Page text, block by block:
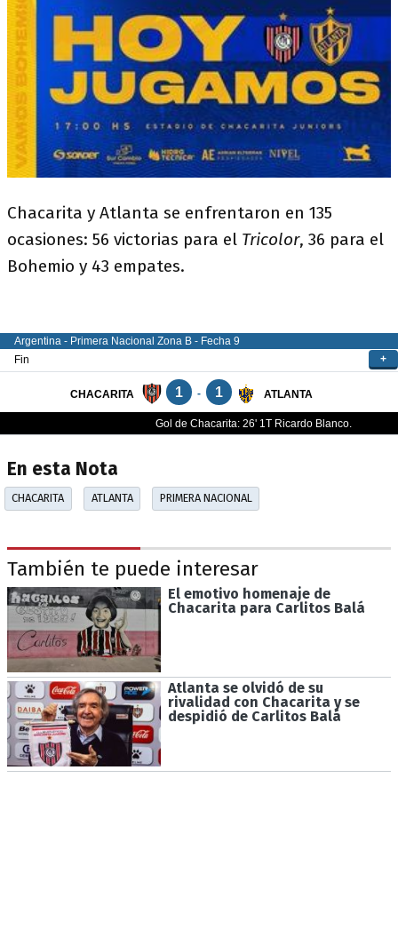
Chacarita y Atlanta se enfrentaron en 135
ocasiones: 56 victorias para el Tricolor, 36 para el
Bohemio y 43 empates.
En esta Nota
CHACARITA ATLANTA PRIMERA NACIONAL
También te puede interesar
El emotivo homenaje de
Chacarita para Carlitos Balá
Atlanta se olvidó de su
rivalidad con Chacarita y se
despidió de Carlitos Balá